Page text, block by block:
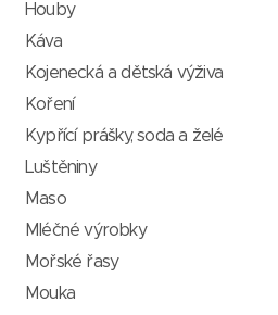
Houby
Káva
Kojenecká a dětská výživa
Koření
Kypřící prášky, soda a želé
Luštěniny
Maso
Mléčné výrobky
Mořské řasy
Mouka